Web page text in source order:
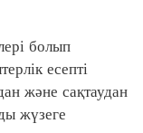
болып
есепті
және сақтаудан
жүзеге